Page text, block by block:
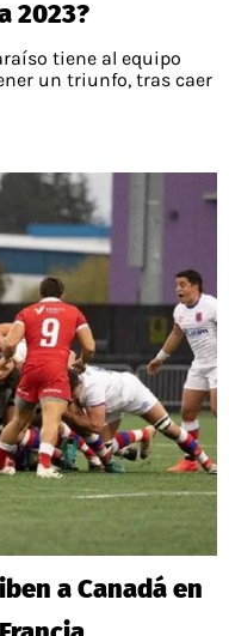
2023?
tiene al equipo
un triunfo, tras caer
a Canadá en